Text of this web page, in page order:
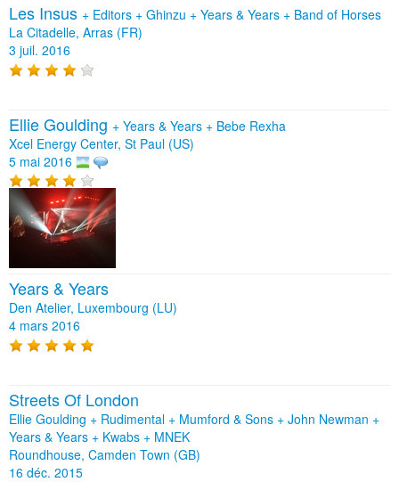
Les Insus + Editors + Ghinzu + Years & Years + Band of Horses
La Citadelle, Arras (FR)
3 juil. 2016
Ellie Goulding + Years & Years + Bebe Rexha
Xcel Energy Center, St Paul (US)
5 mai 2016
Years & Years
Den Atelier, Luxembourg (LU)
4 mars 2016
Streets Of London
Ellie Goulding + Rudimental + Mumford & Sons + John Newman +
Years & Years + Kwabs + MNEK
Roundhouse, Camden Town (GB)
16 déc. 2015